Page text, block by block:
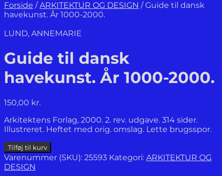
Forside /ARKITEKTUR OG DESIGN /Guide til dansk
havekunst. År 1000-2000.
LUND, ANNEMARIE
Guide til dansk
havekunst. År 1000-2000.
150,00 kr.
Arkitektens Forlag, 2000. 2. rev. udgave. 314 sider.
Illustreret. Heftet med orig. omslag. Lette brugsspor.
Guide
til
dansk
Tilføj til kurv
Varenummer (SKU): 25593 Kategori: ARKITEKTUR OG
DESIGN